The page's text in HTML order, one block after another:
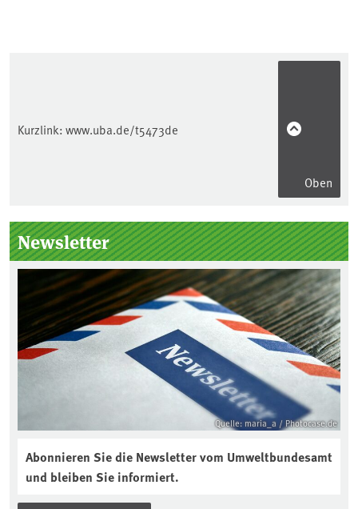
Kurzlink: www.uba.de/t5473de
Oben
Seitenleiste
Newsletter
Quelle: maria_a / Photocase.de
Abonnieren Sie die Newsletter vom Umweltbundesamt
und bleiben Sie informiert.